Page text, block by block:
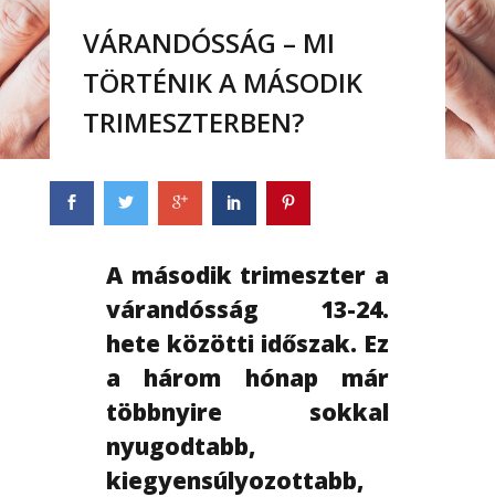
VÁRANDÓSSÁG – MI
TÖRTÉNIK A MÁSODIK
TRIMESZTERBEN?
A második trimeszter a
várandósság 13-24.
hete közötti időszak. Ez
a három hónap már
többnyire sokkal
nyugodtabb,
kiegyensúlyozottabb,